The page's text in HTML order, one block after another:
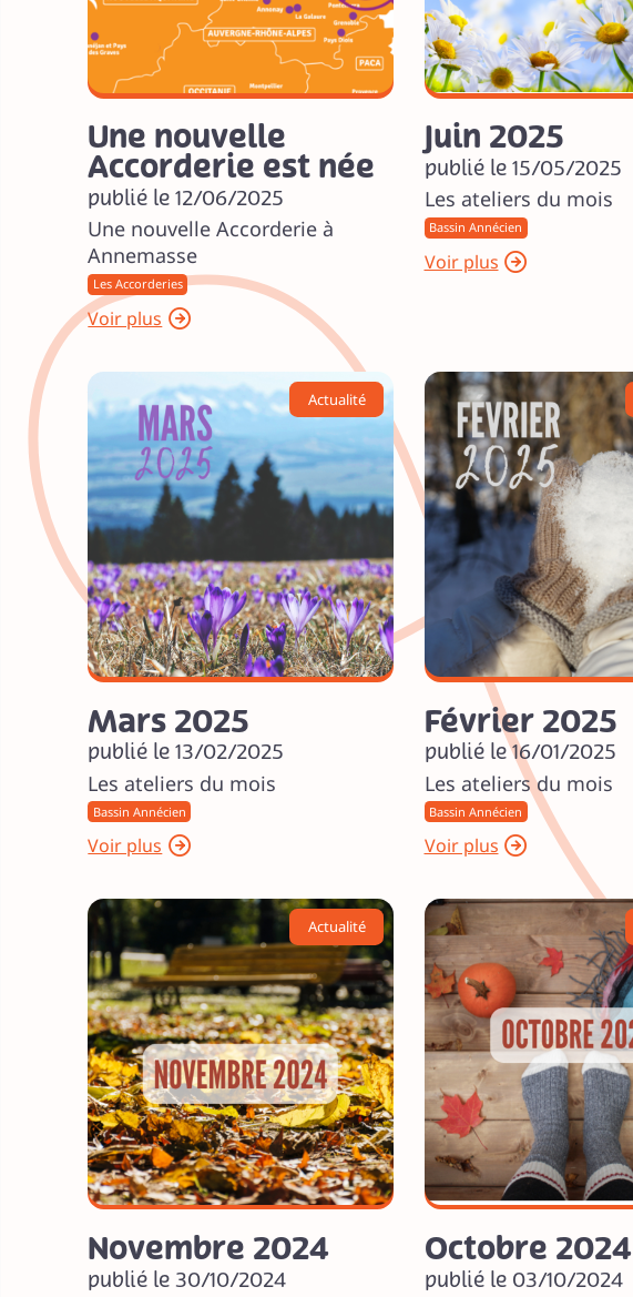
Une nouvelle
Accorderie est née
publié le 12/06/2025
Une nouvelle Accorderie à
Annemasse
Les Accorderies
Voir plus
Juin 2025
publié le 15/05/2025
Les ateliers du mois
Bassin Annécien
Voir plus
Actualité
Mars 2025
publié le 13/02/2025
Les ateliers du mois
Bassin Annécien
Voir plus
Février 2025
publié le 16/01/2025
Les ateliers du mois
Bassin Annécien
Voir plus
Actualité
Novembre 2024
publié le 30/10/2024
Octobre 2024
publié le 03/10/2024